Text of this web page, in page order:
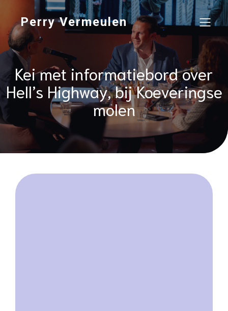
Perry Vermeulen
Kei met informatiebord over
Hell’s Highway, bij Koeveringse
molen